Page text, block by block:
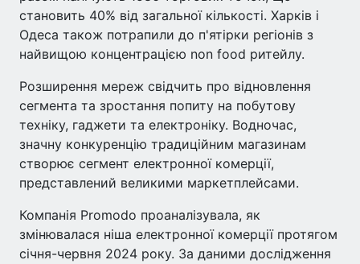
становить 40% від загальної кількості. Харків і
Одеса також потрапили до п'ятірки регіонів з
найвищою концентрацією non food ритейлу.
Розширення мереж свідчить про відновлення
сегмента та зростання попиту на побутову
техніку, гаджети та електроніку. Водночас,
значну конкуренцію традиційним магазинам
створює сегмент електронної комерції,
представлений великими маркетплейсами.
Компанія Promodo проаналізувала, як
змінювалася ніша електронної комерції протягом
січня-червня 2024 року. За даними дослідження